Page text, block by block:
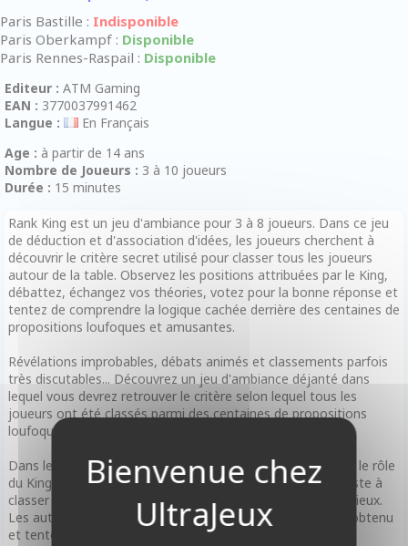
Paris Bastille : Indisponible
Paris Oberkampf : Disponible
Paris Rennes-Raspail : Disponible
Editeur : ATM Gaming
EAN : 3770037991462
Langue :
En Français
Age : à partir de 14 ans
Nombre de Joueurs : 3 à 10 joueurs
Durée : 15 minutes
Rank King est un jeu d'ambiance pour 3 à 8 joueurs. Dans ce jeu
de déduction et d'association d'idées, les joueurs cherchent à
découvrir le critère secret utilisé pour classer tous les joueurs
autour de la table. Observez les positions attribuées par le King,
débattez, échangez vos théories, votez pour la bonne réponse et
tentez de comprendre la logique cachée derrière des centaines de
propositions loufoques et amusantes.
Révélations improbables, débats animés et classements parfois
très discutables... Découvrez un jeu d'ambiance déjanté dans
lequel vous devrez retrouver le critère selon lequel tous les
joueurs ont été classés parmi des centaines de propositions
loufoques !
Dans le jeu Rank King, chaque manche, un joueur endosse le rôle
du King et reçoit secrètement un thème. Sa mission consiste à
classer tous les autres participants selon ce critère mystérieux.
Les autres joueurs observent alors attentivement l'ordre obtenu
et tentent d'en comprendre la logique parmi plusieurs